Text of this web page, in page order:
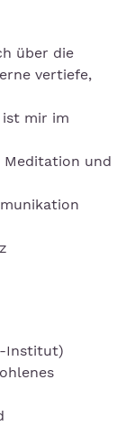
über die
vertiefe,
mir im
Meditation und
Institut)